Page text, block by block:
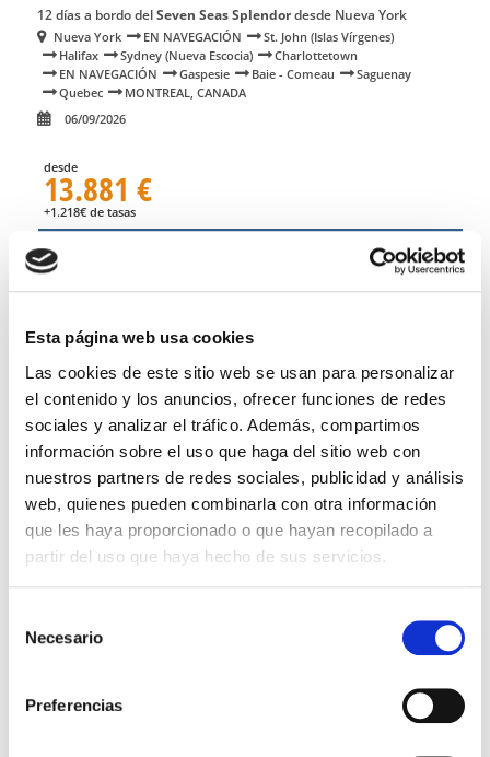
Esta página web usa cookies
Las cookies de este sitio web se usan para personalizar
el contenido y los anuncios, ofrecer funciones de redes
sociales y analizar el tráfico. Además, compartimos
información sobre el uso que haga del sitio web con
nuestros partners de redes sociales, publicidad y análisis
web, quienes pueden combinarla con otra información
que les haya proporcionado o que hayan recopilado a
partir del uso que haya hecho de sus servicios.
Necesario
Preferencias
12 días a bordo delSeven Seas Splendordesde Nueva York
Nueva York EN NAVEGACIÓN
St. John (Islas Vírgenes)
Halifax
Sydney (Nueva Escocia)
Charlottetown
EN NAVEGACIÓN
Gaspesie Baie - Comeau
Saguenay
Quebec
MONTREAL, CANADA
06/09/2026
desde
13.881 €
+1.218€ de tasas
CALCULAR PRESUPUESTO
Otros desde Nueva York en Seabourn
Ovationpasando por Boston,
Massachusetts
13 días a bordo del Seabourn Ovation
Halifax
EN NAVEGACIÓN
Saguenay